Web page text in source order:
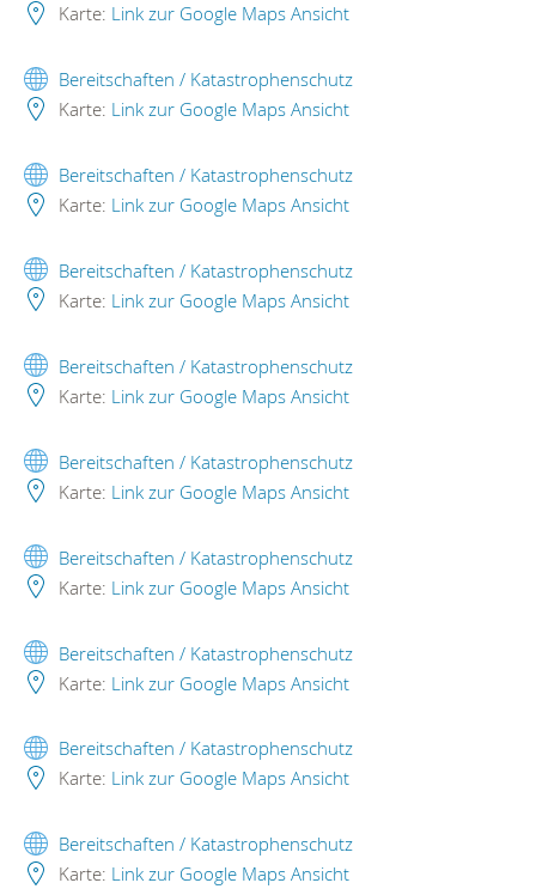
Karte: Link zur Google Maps Ansicht
Bereitschaften / Katastrophenschutz
Karte: Link zur Google Maps Ansicht
Bereitschaften / Katastrophenschutz
Karte: Link zur Google Maps Ansicht
Bereitschaften / Katastrophenschutz
Karte: Link zur Google Maps Ansicht
Bereitschaften / Katastrophenschutz
Karte: Link zur Google Maps Ansicht
Bereitschaften / Katastrophenschutz
Karte: Link zur Google Maps Ansicht
Bereitschaften / Katastrophenschutz
Karte: Link zur Google Maps Ansicht
Bereitschaften / Katastrophenschutz
Karte: Link zur Google Maps Ansicht
Bereitschaften / Katastrophenschutz
Karte: Link zur Google Maps Ansicht
Bereitschaften / Katastrophenschutz
Karte: Link zur Google Maps Ansicht